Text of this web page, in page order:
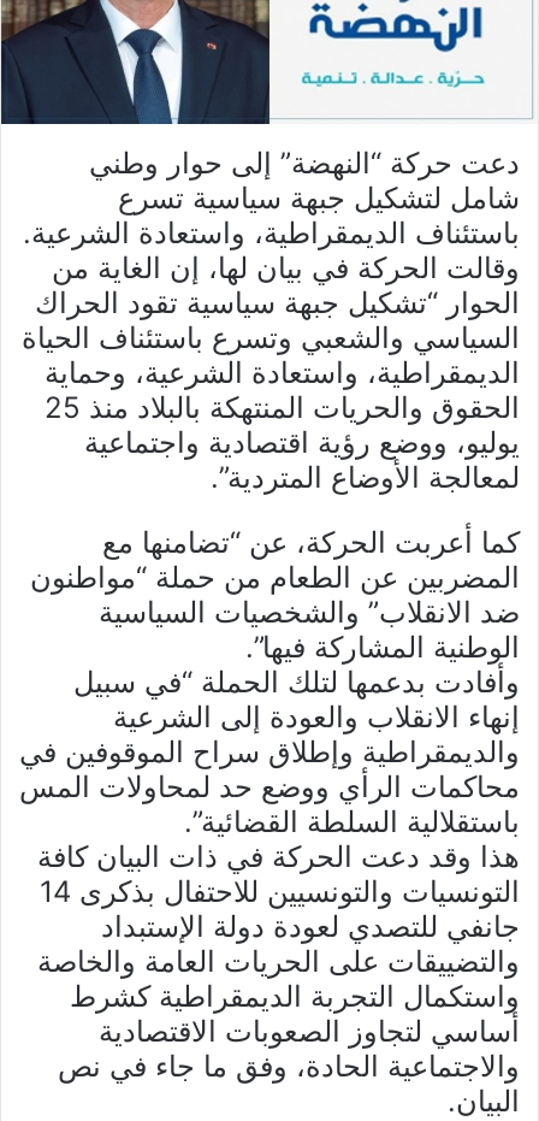
دعت حركة “النهضة” إلى حوار وطني
شامل لتشكيل جبهة سياسية تسرع
باستئناف الديمقراطية، واستعادة الشرعية.
وقالت الحركة في بيان لها، إن الغاية من
الحوار “تشكيل جبهة سياسية تقود الحراك
السياسي والشعبي وتسرع باستئناف الحياة
الديمقراطية، واستعادة الشرعية، وحماية
الحقوق والحريات المنتهكة بالبلاد منذ 25
يوليو، ووضع رؤية اقتصادية واجتماعية
لمعالجة الأوضاع المتردية”.
كما أعربت الحركة، عن “تضامنها مع
المضربين عن الطعام من حملة “مواطنون
ضد الانقلاب” والشخصيات السياسية
الوطنية المشاركة فيها”.
وأفادت بدعمها لتلك الحملة “في سبيل
إنهاء الانقلاب والعودة إلى الشرعية
والديمقراطية وإطلاق سراح الموقوفين في
محاكمات الرأي ووضع حد لمحاولات المس
باستقلالية السلطة القضائية”.
هذا وقد دعت الحركة في ذات البيان كافة
التونسيات والتونسيين للاحتفال بذكرى 14
جانفي للتصدي لعودة دولة الإستبداد
والتضييقات على الحريات العامة والخاصة
واستكمال التجربة الديمقراطية كشرط
أساسي لتجاوز الصعوبات الاقتصادية
والاجتماعية الحادة، وفق ما جاء في نص
البيان.